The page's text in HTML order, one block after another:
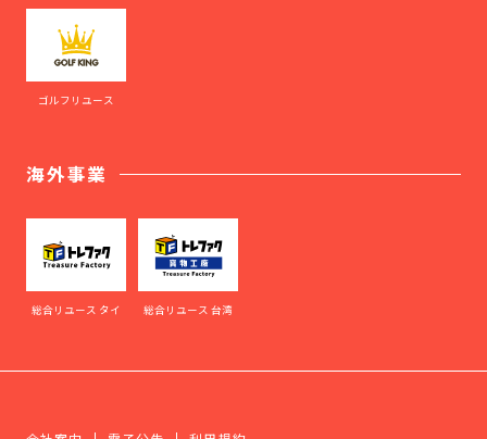
ゴルフリユース
海外事業
総合リユース タイ 総合リユース 台湾